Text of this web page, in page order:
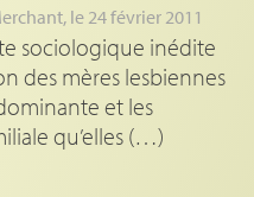
, le 24 février 2011
sociologique inédite
des mères lesbiennes
et les
qu’elles (…)